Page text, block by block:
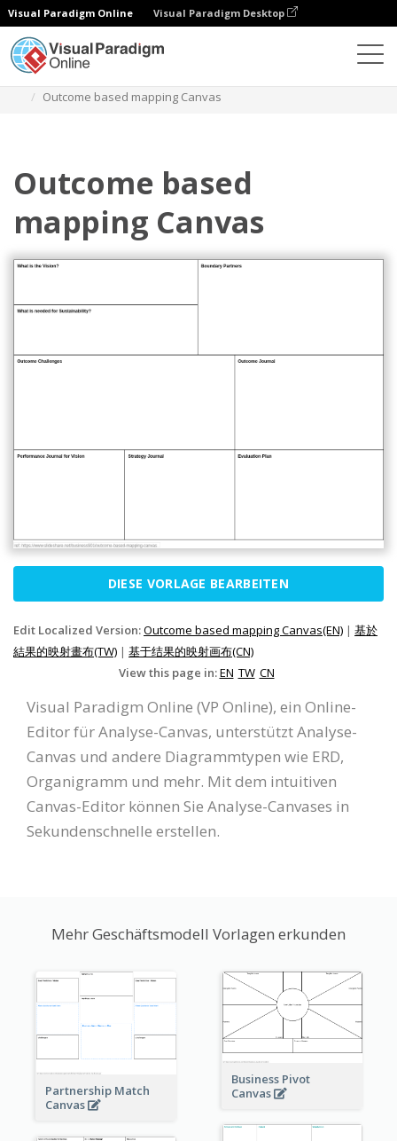
Visual Paradigm Online Visual Paradigm Desktop
Outcome based mapping Canvas
Outcome based
mapping Canvas
DIESE VORLAGE BEARBEITEN
Edit Localized Version:Outcome based mapping Canvas(EN) | 基於
結果的映射畫布(TW) | 基于结果的映射画布(CN)
View this page in:EN TW CN
Visual Paradigm Online (VP Online), ein Online-
Editor für Analyse-Canvas, unterstützt Analyse-
Canvas und andere Diagrammtypen wie ERD,
Organigramm und mehr. Mit dem intuitiven
Canvas-Editor können Sie Analyse-Canvases in
Sekundenschnelle erstellen.
Mehr Geschäftsmodell Vorlagen erkunden
Partnership Match
Canvas
Business Pivot
Canvas